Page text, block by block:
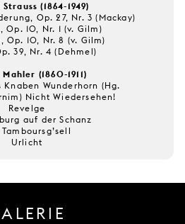
(1864-1949)
Op. 27, Nr. 3 (Mackay)
Op. 10, Nr. 1 (v. Gilm)
Op. 10, Nr. 8 (v. Gilm)
39, Nr. 4 (Dehmel)
(1860-1911)
Knaben Wunderhorn (Hg.
Nicht Wiedersehen!
Revelge
auf der Schanz
Urlicht